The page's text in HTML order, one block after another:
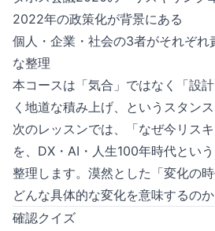
2022年の政策化が背景にある
個人・企業・社会の3者がそれぞれ
な整理
本コースは「気合」ではなく「設
く地道な積み上げ、というスタンス
次のレッスンでは、「なぜ今リス
を、DX・AI・人生100年時代とい
整理します。漠然とした「変化の
どんな具体的な変化を意味するの
確認クイズ